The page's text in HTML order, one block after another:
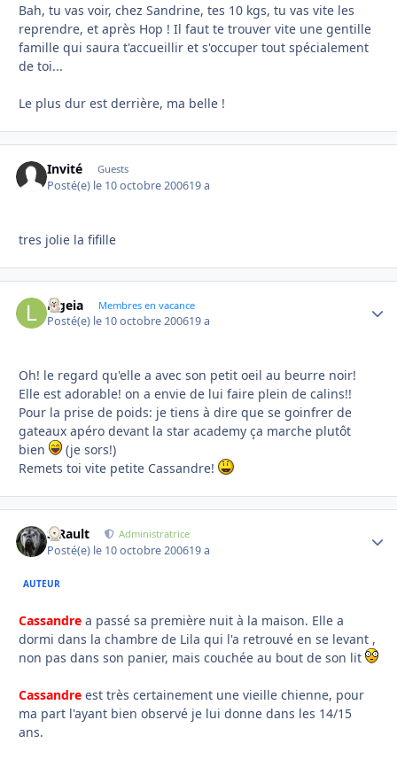
Bah, tu vas voir, chez Sandrine, tes 10 kgs, tu vas vite les
reprendre, et après Hop ! Il faut te trouver vite une gentille
famille qui saura t'accueillir et s'occuper tout spécialement
de toi...
Le plus dur est derrière, ma belle !
Invité Guests
Posté(e) le 10 octobre 200619 a
tres jolie la fifille
Ligeia Membres en vacance
Posté(e) le 10 octobre 200619 a
Oh! le regard qu'elle a avec son petit oeil au beurre noir!
Elle est adorable! on a envie de lui faire plein de calins!!
Pour la prise de poids: je tiens à dire que se goinfrer de
gateaux apéro devant la star academy ça marche plutôt
bien
(je sors!)
Remets toi vite petite Cassandre!
S.Rault Administratrice
Posté(e) le 10 octobre 200619 a
AUTEUR
Cassandre a passé sa première nuit à la maison. Elle a
dormi dans la chambre de Lila qui l'a retrouvé en se levant ,
non pas dans son panier, mais couchée au bout de son lit
Cassandre est très certainement une vieille chienne, pour
ma part l'ayant bien observé je lui donne dans les 14/15
ans.